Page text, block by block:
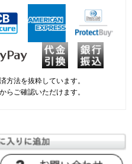
方法を抜粋しています。
からご確認いただけます。